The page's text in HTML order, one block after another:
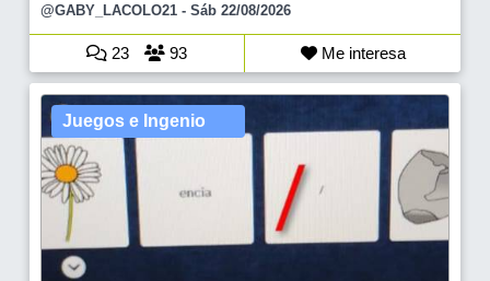
@GABY_LACOLO21 - Sáb 22/08/2026
23 93 Me interesa
Juegos e Ingenio